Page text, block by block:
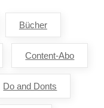
Bücher
Content-Abo
Do and Donts